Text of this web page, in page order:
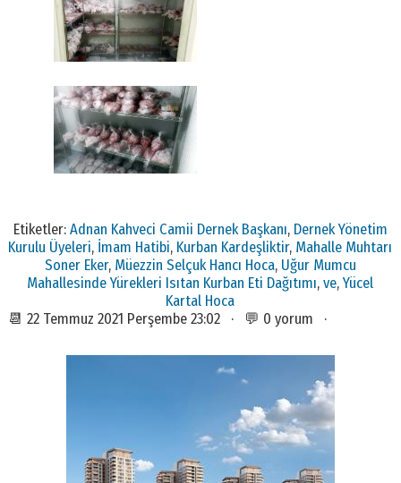
Etiketler: Adnan Kahveci Camii Dernek Başkanı, Dernek Yönetim
Kurulu Üyeleri, İmam Hatibi, Kurban Kardeşliktir, Mahalle Muhtarı
Soner Eker, Müezzin Selçuk Hancı Hoca, Uğur Mumcu
Mahallesinde Yürekleri Isıtan Kurban Eti Dağıtımı,ve,Yücel
Kartal Hoca
📆 22 Temmuz 2021 Perşembe 23:02 · 💬 0 yorum ·